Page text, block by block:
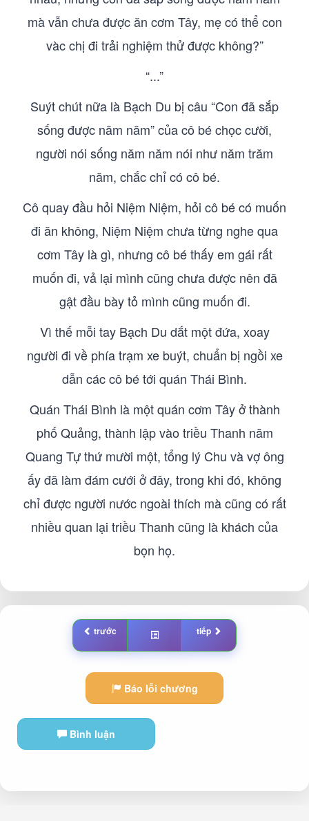
mà vẫn chưa được ăn cơm Tây, mẹ có thể con
vàc chị đi trải nghiệm thử được không?”
“...”
Suýt chút nữa là Bạch Du bị câu “Con đã sắp
sống được năm năm” của cô bé chọc cười,
người nói sống năm năm nói như năm trăm
năm, chắc chỉ có cô bé.
Cô quay đầu hỏi Niệm Niệm, hỏi cô bé có muốn
đi ăn không, Niệm Niệm chưa từng nghe qua
cơm Tây là gì, nhưng cô bé thấy em gái rất
muốn đi, vả lại mình cũng chưa được nên đã
gật đầu bày tỏ mình cũng muốn đi.
Vì thế mỗi tay Bạch Du dắt một đứa, xoay
người đi về phía trạm xe buýt, chuẩn bị ngồi xe
dẫn các cô bé tới quán Thái Bình.
Quán Thái Bình là một quán cơm Tây ở thành
phố Quảng, thành lập vào triều Thanh năm
Quang Tự thứ mười một, tổng lý Chu và vợ ông
ấy đã làm đám cưới ở đây, trong khi đó, không
chỉ được người nước ngoài thích mà cũng có rất
nhiều quan lại triều Thanh cũng là khách của
bọn họ.
trước tiếp
Báo lỗi chương
Bình luận